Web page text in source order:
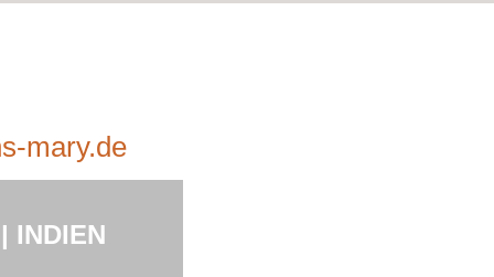
mary.de
INDIEN